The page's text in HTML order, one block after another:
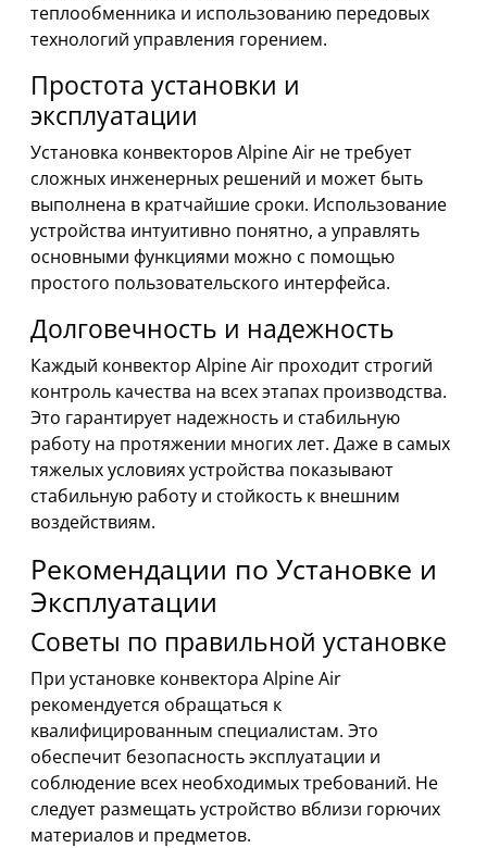
теплообменника и использованию передовых
технологий управления горением.
Простота установки и
эксплуатации
Установка конвекторов Alpine Air не требует
сложных инженерных решений и может быть
выполнена в кратчайшие сроки. Использование
устройства интуитивно понятно, а управлять
основными функциями можно с помощью
простого пользовательского интерфейса.
Долговечность и надежность
Каждый конвектор Alpine Air проходит строгий
контроль качества на всех этапах производства.
Это гарантирует надежность и стабильную
работу на протяжении многих лет. Даже в самых
тяжелых условиях устройства показывают
стабильную работу и стойкость к внешним
воздействиям.
Рекомендации по Установке и
Эксплуатации
Советы по правильной установке
При установке конвектора Alpine Air
рекомендуется обращаться к
квалифицированным специалистам. Это
обеспечит безопасность эксплуатации и
соблюдение всех необходимых требований. Не
следует размещать устройство вблизи горючих
материалов и предметов.